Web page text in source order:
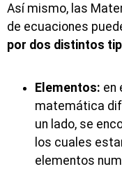
Así mismo, las
de ecuaciones
por dos distintos
Elementos: en
matemática
un lado, se
los cuales
elementos